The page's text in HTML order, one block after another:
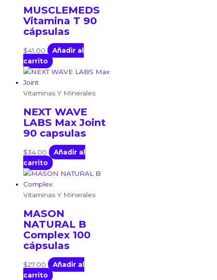
MUSCLEMEDS
Vitamina T 90
cápsulas
$41.00
Añadir al
carrito
Vitaminas Y Minerales
NEXT WAVE
LABS Max Joint
90 capsulas
$34.00
Añadir al
carrito
Vitaminas Y Minerales
MASON
NATURAL B
Complex 100
cápsulas
$27.00
Añadir al
carrito